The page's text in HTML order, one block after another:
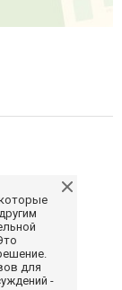
для
-